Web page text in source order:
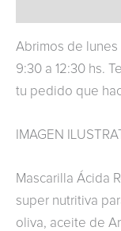
Abrimos de lunes
9:30 a 12:30 hs.
tu pedido que
IMAGEN
Mascarilla Ácida
super nutritiva
oliva, aceite de